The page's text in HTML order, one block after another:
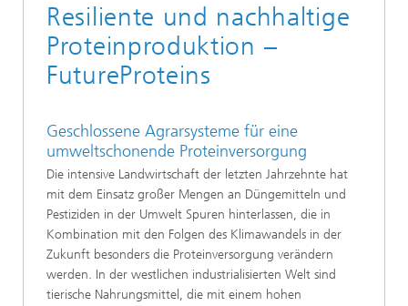
Resiliente und nachhaltige
Proteinproduktion –
FutureProteins
Geschlossene Agrarsysteme für eine
umweltschonende Proteinversorgung
Die intensive Landwirtschaft der letzten Jahrzehnte hat
mit dem Einsatz großer Mengen an Düngemitteln und
Pestiziden in der Umwelt Spuren hinterlassen, die in
Kombination mit den Folgen des Klimawandels in der
Zukunft besonders die Proteinversorgung verändern
werden. In der westlichen industrialisierten Welt sind
tierische Nahrungsmittel, die mit einem hohen